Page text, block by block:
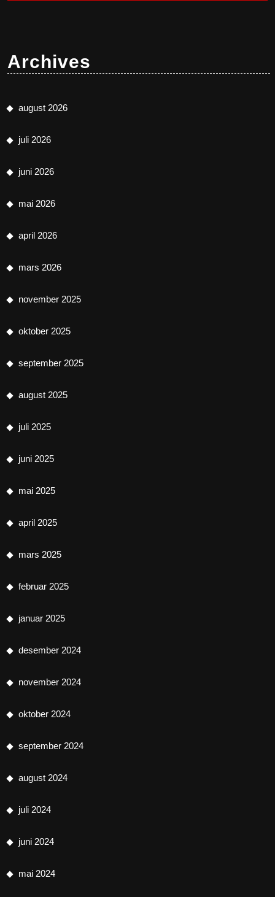
Archives
august 2026
juli 2026
juni 2026
mai 2026
april 2026
mars 2026
november 2025
oktober 2025
september 2025
august 2025
juli 2025
juni 2025
mai 2025
april 2025
mars 2025
februar 2025
januar 2025
desember 2024
november 2024
oktober 2024
september 2024
august 2024
juli 2024
juni 2024
mai 2024